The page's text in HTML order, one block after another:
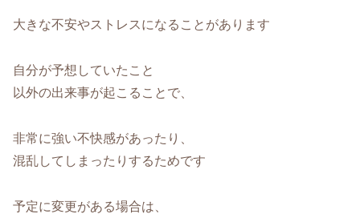
大きな不安やストレスになることがあります
自分が予想していたこと
以外の出来事が起こることで、
非常に強い不快感があったり、
混乱してしまったりするためです
予定に変更がある場合は、